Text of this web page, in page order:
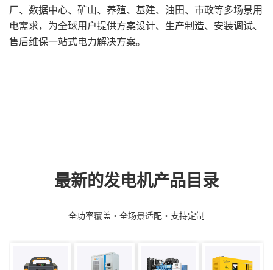
厂、数据中心、矿山、养殖、基建、油田、市政等多场景用
电需求，为全球用户提供方案设计、生产制造、安装调试、
售后维保一站式电力解决方案。
最新的发电机产品目录
全功率覆盖・全场景适配・支持定制